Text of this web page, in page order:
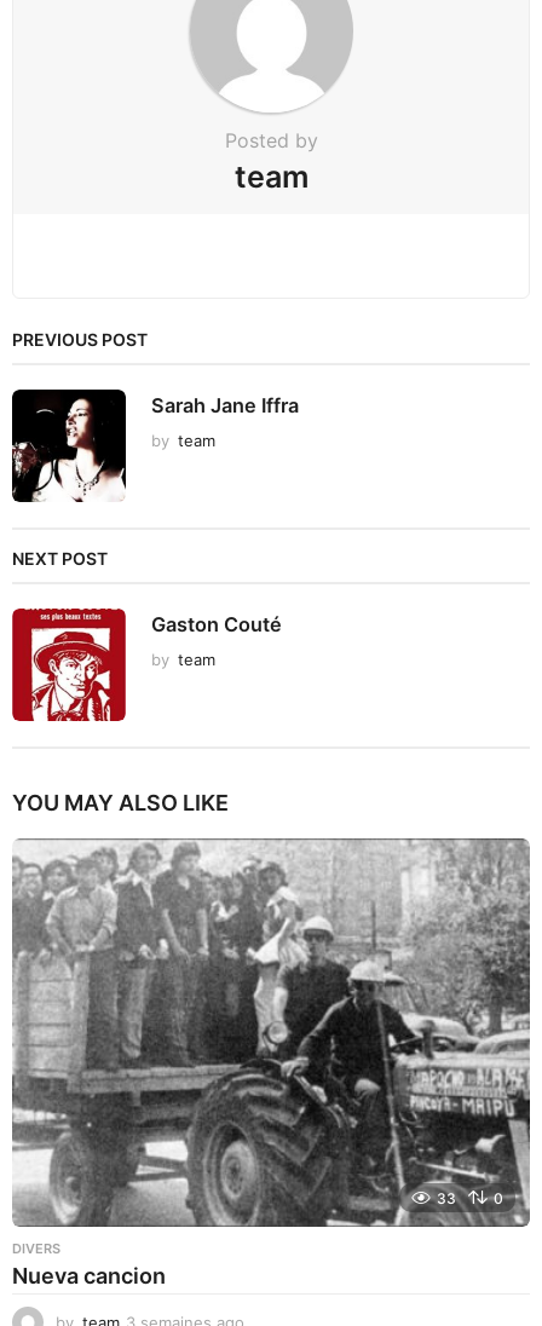
Posted by
team
PREVIOUS POST
Sarah Jane Iffra
by team
NEXT POST
Gaston Couté
by team
YOU MAY ALSO LIKE
33 0
DIVERS
Nueva cancion
by team 3 semaines ago